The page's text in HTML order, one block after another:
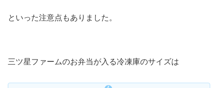
といった注意点もありました。
三ツ星ファームのお弁当が入る冷凍庫のサイズは